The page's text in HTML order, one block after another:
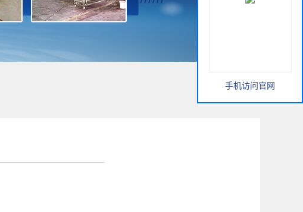
手机访问官网